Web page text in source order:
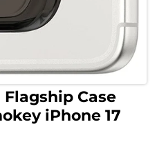
Flagship Case
iPhone 17